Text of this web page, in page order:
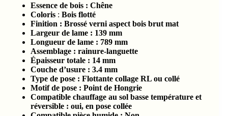
Essence de bois : Chêne
Coloris : Bois flotté
Finition : Brossé verni aspect bois brut mat
Largeur de lame : 139 mm
Longueur de lame : 789 mm
Assemblage : rainure-languette
Épaisseur totale : 14 mm
Couche d’usure : 3.4 mm
Type de pose : Flottante collage RL ou collé
Motif de pose : Point de Hongrie
Compatible chauffage au sol basse température et
réversible : oui, en pose collée